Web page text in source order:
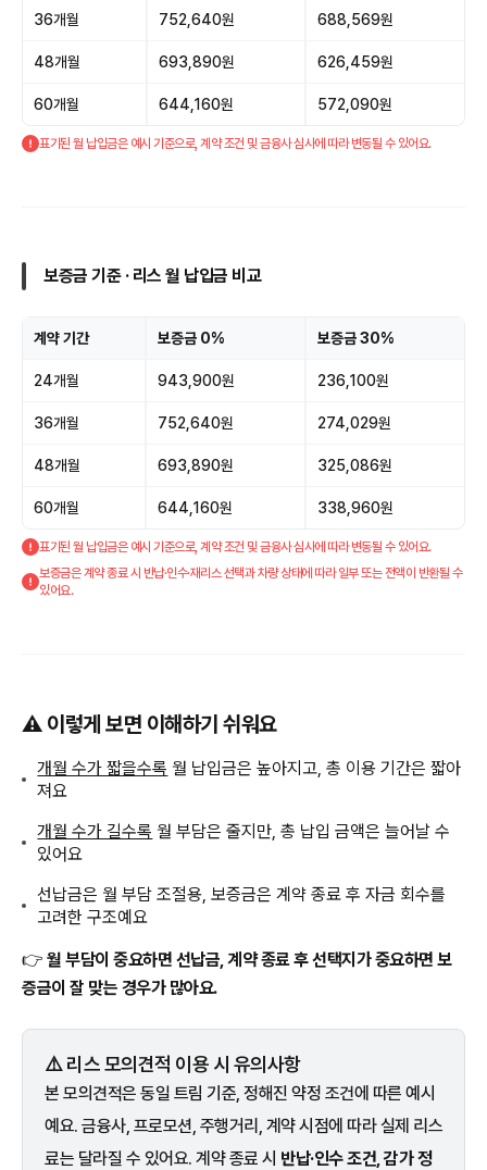
36개월 752,640원 688,569원
48개월 693,890원 626,459원
60개월 644,160원 572,090원
표기된 월 납입금은 예시 기준으로, 계약 조건 및 금융사 심사에 따라 변동될 수 있어요.
보증금 기준 · 리스 월 납입금 비교
계약 기간 보증금 0% 보증금 30%
24개월 943,900원 236,100원
36개월 752,640원 274,029원
48개월 693,890원 325,086원
60개월 644,160원 338,960원
표기된 월 납입금은 예시 기준으로, 계약 조건 및 금융사 심사에 따라 변동될 수 있어요.
보증금은 계약 종료 시 반납·인수·재리스 선택과 차량 상태에 따라 일부 또는 전액이 반환될 수
있어요.
⚠️ 이렇게 보면 이해하기 쉬워요
개월 수가 짧을수록 월 납입금은 높아지고, 총 이용 기간은 짧아
져요
개월 수가 길수록 월 부담은 줄지만, 총 납입 금액은 늘어날 수
있어요
선납금은 월 부담 조절용, 보증금은 계약 종료 후 자금 회수를
고려한 구조예요
👉 월 부담이 중요하면 선납금, 계약 종료 후 선택지가 중요하면 보
증금이 잘 맞는 경우가 많아요.
⚠️ 리스 모의견적 이용 시 유의사항
본 모의견적은 동일 트림 기준, 정해진 약정 조건에 따른 예시
예요. 금융사, 프로모션, 주행거리, 계약 시점에 따라 실제 리스
료는 달라질 수 있어요. 계약 종료 시 반납·인수 조건, 감가 정